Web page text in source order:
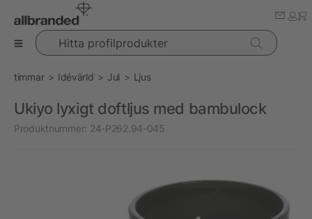
Hitta profilprodukter
timmar Idévärld Jul Ljus
Ukiyo lyxigt doftljus med bambulock
Produktnummer: 24-P262.94-045